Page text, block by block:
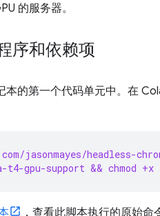
的服务器。
序和依赖项
本的第一个代码单元中。在
jasonmayes/headless-
t4-gpu-support && chmod
，查看此脚本执行的原始命